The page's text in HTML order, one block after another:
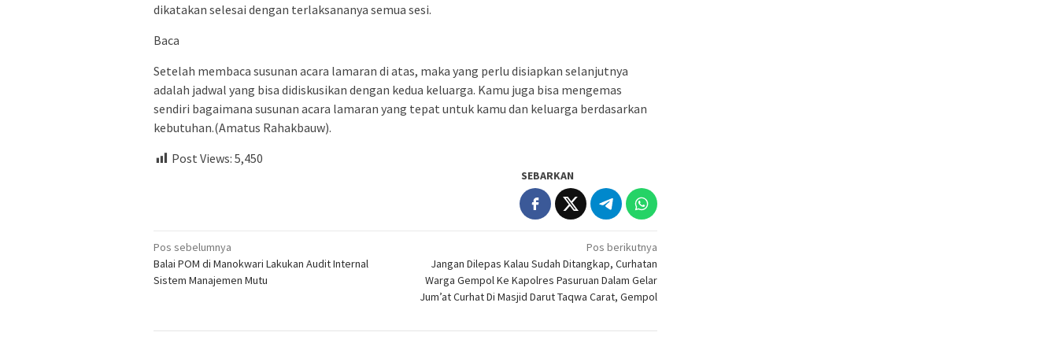
dikatakan selesai dengan terlaksananya semua sesi.
Baca
Setelah membaca susunan acara lamaran di atas, maka yang perlu disiapkan selanjutnya
adalah jadwal yang bisa didiskusikan dengan kedua keluarga. Kamu juga bisa mengemas
sendiri bagaimana susunan acara lamaran yang tepat untuk kamu dan keluarga berdasarkan
kebutuhan.(Amatus Rahakbauw).
Post Views: 5,450
SEBARKAN
Navigasi
pos
Pos sebelumnya
Balai POM di Manokwari Lakukan Audit Internal
Sistem Manajemen Mutu
Pos berikutnya
Jangan Dilepas Kalau Sudah Ditangkap, Curhatan
Warga Gempol Ke Kapolres Pasuruan Dalam Gelar
Jum’at Curhat Di Masjid Darut Taqwa Carat, Gempol